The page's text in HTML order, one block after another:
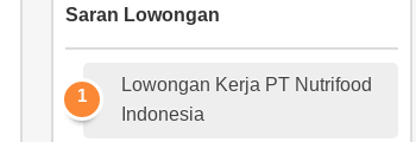
Saran Lowongan
Lowongan Kerja PT Nutrifood
Indonesia